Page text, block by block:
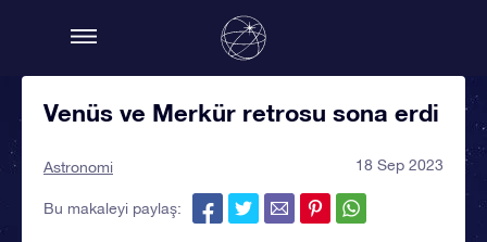
Venüs ve Merkür retrosu sona erdi
Astronomi 18 Sep 2023
Bu makaleyi paylaş: